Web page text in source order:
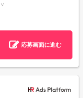
応募画面に進む